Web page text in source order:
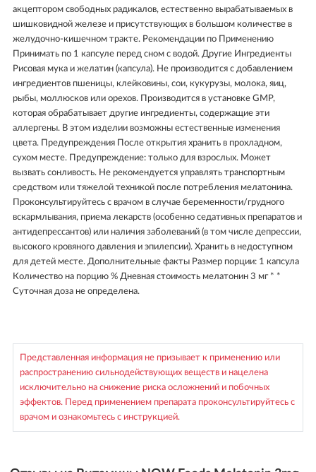
акцептором свободных радикалов, естественно вырабатываемых в
шишковидной железе и присутствующих в большом количестве в
желудочно-кишечном тракте. Рекомендации по Применению
Принимать по 1 капсуле перед сном с водой. Другие Ингредиенты
Рисовая мука и желатин (капсула). Не производится с добавлением
ингредиентов пшеницы, клейковины, сои, кукурузы, молока, яиц,
рыбы, моллюсков или орехов. Производится в установке GMP,
которая обрабатывает другие ингредиенты, содержащие эти
аллергены. В этом изделии возможны естественные изменения
цвета. Предупреждения После открытия хранить в прохладном,
сухом месте. Предупреждение: только для взрослых. Может
вызвать сонливость. Не рекомендуется управлять транспортным
средством или тяжелой техникой после потребления мелатонина.
Проконсультируйтесь с врачом в случае беременности/грудного
вскармлывания, приема лекарств (особенно седативных препаратов и
антидепрессантов) или наличия заболеваний (в том числе депрессии,
высокого кровяного давления и эпилепсии). Хранить в недоступном
для детей месте. Дополнительные факты Размер порции: 1 капсула
Количество на порцию % Дневная стоимость мелатонин 3 мг * *
Суточная доза не определена.
Представленная информация не призывает к применению или
распространению сильнодействующих веществ и нацелена
исключительно на снижение риска осложнений и побочных
эффектов. Перед применением препарата проконсультируйтесь с
врачом и ознакомьтесь с инструкцией.